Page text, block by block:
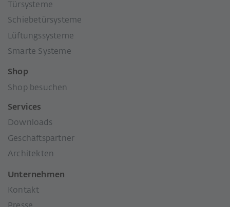
Türsysteme
Schiebetürsysteme
Lüftungssysteme
Smarte Systeme
Shop
Shop besuchen
Services
Downloads
Geschäftspartner
Architekten
Unternehmen
Kontakt